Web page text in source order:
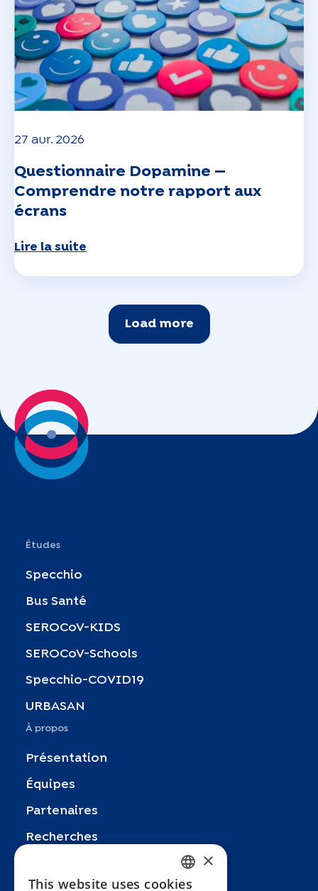
27 avr. 2026
Questionnaire Dopamine —
Comprendre notre rapport aux
écrans
Lire la suite
Load more
Études
Specchio
Bus Santé
SEROCoV-KIDS
SEROCoV-Schools
Specchio-COVID19
URBASAN
À propos
Présentation
Équipes
Partenaires
Recherches
FRENCH
×
This website uses cookies